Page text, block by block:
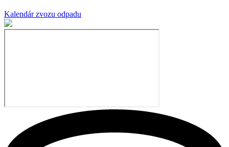
Kalendár zvozu odpadu